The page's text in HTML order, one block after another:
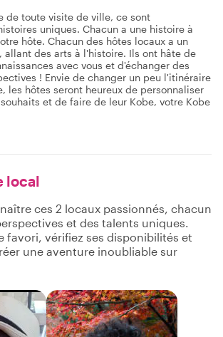
de toute visite de ville, ce sont
uniques. Chacun a une histoire à
hôte. Chacun des hôtes locaux a un
allant des arts à l'histoire. Ils ont hâte de
avec vous et d'échanger des
! Envie de changer un peu l'itinéraire
les hôtes seront heureux de personnaliser
et de faire de leur Kobe, votre Kobe
local
ces 2 locaux passionnés, chacun
et des talents uniques.
favori, vérifiez ses disponibilités et
une aventure inoubliable sur